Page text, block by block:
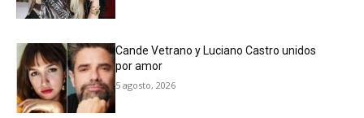
Cande Vetrano y Luciano Castro unidos
por amor
5 agosto, 2026